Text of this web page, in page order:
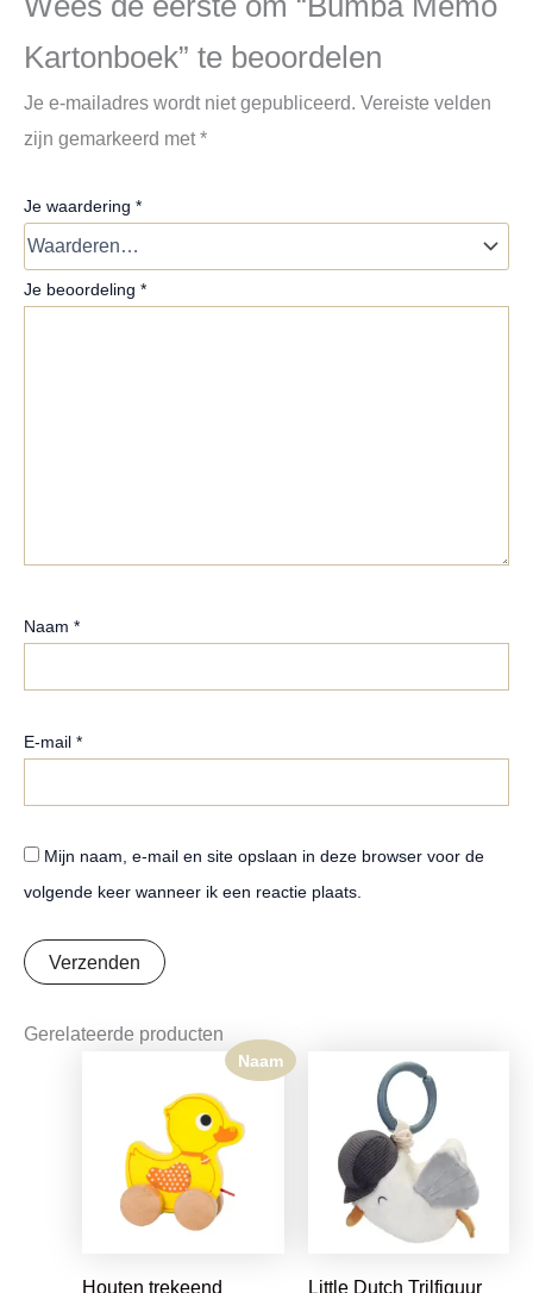
Kartonboek” te beoordelen
Je e-mailadres wordt niet gepubliceerd. Vereiste velden
zijn gemarkeerd met*
Je waardering *
Je beoordeling *
Naam *
E-mail *
Mijn naam, e-mail en site opslaan in deze browser voor de
volgende keer wanneer ik een reactie plaats.
Gerelateerde producten
Naam
Houten trekeend
Little Dutch Trilfiguur
Oorspronkelijke
prijs
was:
€9,99.
Huidige
prijs
€7,89.